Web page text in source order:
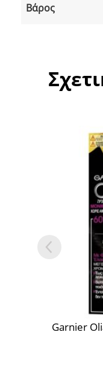
Βάρος
Olia Mini Βαφή
Καστανό